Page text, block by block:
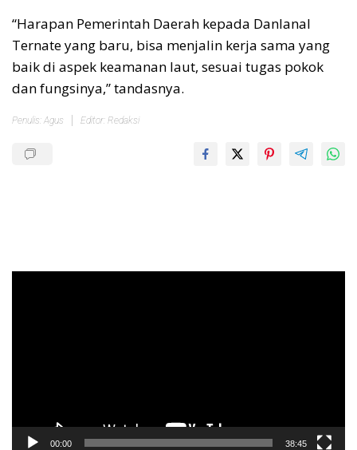
“Harapan Pemerintah Daerah kepada Danlanal
Ternate yang baru, bisa menjalin kerja sama yang
baik di aspek keamanan laut, sesuai tugas pokok
dan fungsinya,” tandasnya.
Penulis: Agus Editor: Redaksi
00:00 38:45